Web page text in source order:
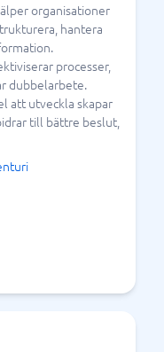
organisationer
hantera
processer,
dubbelarbete.
att utveckla skapar
till bättre beslut,